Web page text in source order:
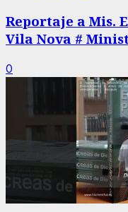
Reportaje a Mis.
Vila Nova #
0